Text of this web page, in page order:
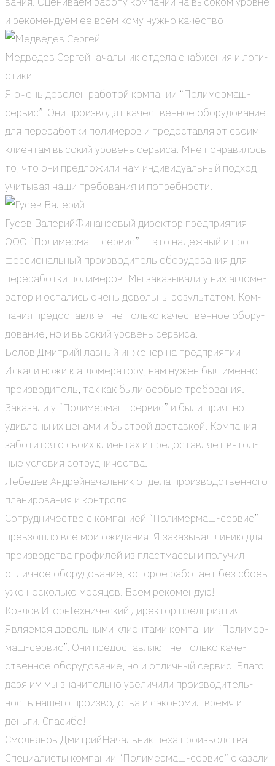
и реко­мен­ду­ем ее всем кому нуж­но каче­ство
Мед­ве­дев Сер­гейначаль­ник отде­ла снаб­же­ния и логи­
сти­ки
Я очень дово­лен рабо­той ком­па­нии “Поли­мер­маш-
сер­вис”. Они про­из­во­дят каче­ствен­ное обо­ру­до­ва­ние
для пере­ра­бот­ки поли­ме­ров и предо­став­ля­ют сво­им
кли­ен­там высо­кий уро­вень сер­ви­са. Мне понра­ви­лось
то, что они пред­ло­жи­ли нам инди­ви­ду­аль­ный под­ход,
учи­ты­вая наши тре­бо­ва­ния и потреб­но­сти.
Гусев Вале­рийФинан­со­вый дирек­тор пред­при­я­тия
ООО “Поли­мер­маш-сер­вис” — это надеж­ный и про­
фес­си­о­наль­ный про­из­во­ди­тель обо­ру­до­ва­ния для
пере­ра­бот­ки поли­ме­ров. Мы зака­зы­ва­ли у них агло­ме­
ра­тор и оста­лись очень доволь­ны резуль­та­том. Ком­
па­ния предо­став­ля­ет не толь­ко каче­ствен­ное обо­ру­
до­ва­ние, но и высо­кий уро­вень сер­ви­са.
Белов Дмит­рийГлав­ный инже­нер на пред­при­я­тии
Иска­ли ножи к агло­ме­ра­то­ру, нам нужен был имен­но
про­из­во­ди­тель, так как были осо­бые тре­бо­ва­ния.
Зака­за­ли у “Поли­мер­маш-сер­вис” и были при­ят­но
удив­ле­ны их цена­ми и быст­рой достав­кой. Ком­па­ния
забо­тит­ся о сво­их кли­ен­тах и предо­став­ля­ет выгод­
ные усло­вия сотруд­ни­че­ства.
Лебе­дев Андрейначаль­ник отде­ла про­из­вод­ствен­но­го
пла­ни­ро­ва­ния и кон­тро­ля
Сотруд­ни­че­ство с ком­па­ни­ей “Поли­мер­маш-сер­вис”
пре­взо­шло все мои ожи­да­ния. Я зака­зы­вал линию для
про­из­вод­ства про­фи­лей из пласт­мас­сы и полу­чил
отлич­ное обо­ру­до­ва­ние, кото­рое рабо­та­ет без сбо­ев
уже несколь­ко меся­цев. Всем реко­мен­дую!
Коз­лов ИгорьТех­ни­че­ский дирек­тор пред­при­я­тия
Явля­ем­ся доволь­ны­ми кли­ен­та­ми ком­па­нии “Поли­мер­
маш-сер­вис”. Они предо­став­ля­ют не толь­ко каче­
ствен­ное обо­ру­до­ва­ние, но и отлич­ный сер­вис. Бла­го­
да­ря им мы зна­чи­тель­но уве­ли­чи­ли про­из­во­ди­тель­
ность наше­го про­из­вод­ства и сэко­но­мил вре­мя и
день­ги. Спа­си­бо!
Смо­лья­нов Дмит­рийНачаль­ник цеха про­из­вод­ства
Спе­ци­а­ли­сты ком­па­нии “Поли­мер­маш-сер­вис” ока­за­ли